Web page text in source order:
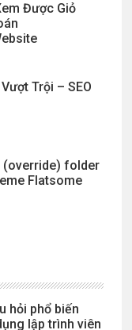
Được Giỏ
Trội – SEO
(override) folder
Flatsome
hỏi phổ biến
lập trình viên